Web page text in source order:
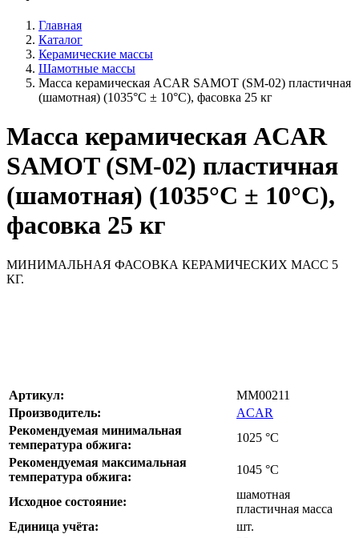
Главная
Каталог
Керамические массы
Шамотные массы
Масса керамическая ACAR SAMOT (SM-02) пластичная
(шамотная) (1035°С ± 10°С), фасовка 25 кг
Масса керамическая ACAR
SAMOT (SM-02) пластичная
(шамотная) (1035°С ± 10°С),
фасовка 25 кг
МИНИМАЛЬНАЯ ФАСОВКА КЕРАМИЧЕСКИХ МАСС 5
КГ.
Артикул:
MM00211
Производитель:
ACAR
Рекомендуемая минимальная
температура обжига:
1025 °С
Рекомендуемая максимальная
температура обжига:
1045 °С
Исходное состояние:
шамотная
пластичная масса
Единица учёта:
шт.